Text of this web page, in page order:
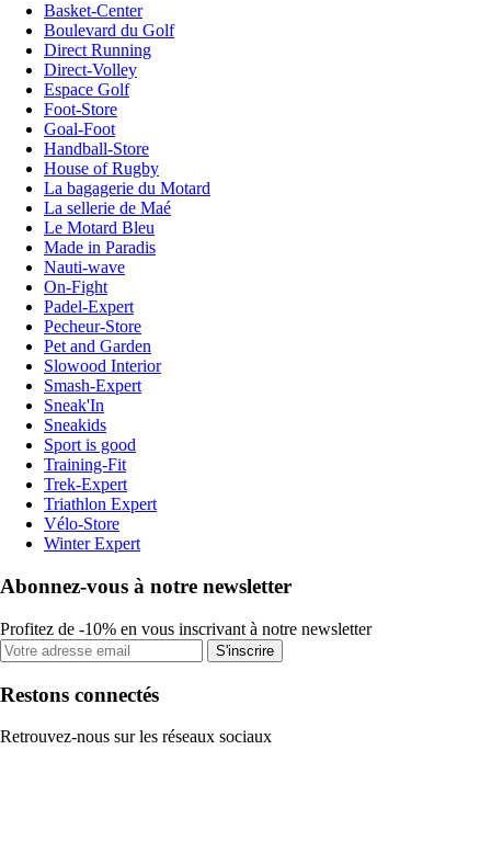
Basket-Center
Boulevard du Golf
Direct Running
Direct-Volley
Espace Golf
Foot-Store
Goal-Foot
Handball-Store
House of Rugby
La bagagerie du Motard
La sellerie de Maé
Le Motard Bleu
Made in Paradis
Nauti-wave
On-Fight
Padel-Expert
Pecheur-Store
Pet and Garden
Slowood Interior
Smash-Expert
Sneak'In
Sneakids
Sport is good
Training-Fit
Trek-Expert
Triathlon Expert
Vélo-Store
Winter Expert
Abonnez-vous à notre newsletter
Profitez de -10% en vous inscrivant à notre newsletter
S'inscrire
Restons connectés
Retrouvez-nous sur les réseaux sociaux